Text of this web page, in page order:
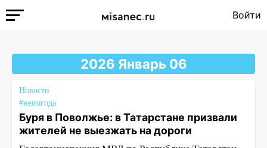
Войти
2026 Январь 06
Новости
#непогода
Буря в Поволжье: в Татарстане призвали
жителей не выезжать на дороги